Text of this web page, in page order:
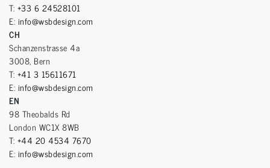
T: +33 6 24528101
E: info@wsbdesign.com
CH
Schanzenstrasse 4a
3008, Bern
T: +41 3 15611671
E: info@wsbdesign.com
EN
98 Theobalds Rd
London WC1X 8WB
T: +44 20 4534 7670
E: info@wsbdesign.com